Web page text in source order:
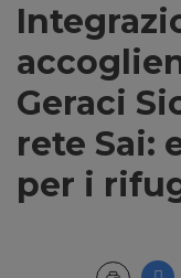
Geraci
rete Sai:
per i